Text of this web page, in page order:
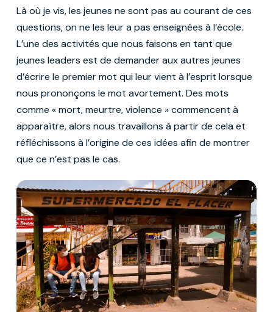
Là où je vis, les jeunes ne sont pas au courant de ces
questions, on ne les leur a pas enseignées à l’école.
L’une des activités que nous faisons en tant que
jeunes leaders est de demander aux autres jeunes
d’écrire le premier mot qui leur vient à l’esprit lorsque
nous prononçons le mot avortement. Des mots
comme « mort, meurtre, violence » commencent à
apparaître, alors nous travaillons à partir de cela et
réfléchissons à l’origine de ces idées afin de montrer
que ce n’est pas le cas.